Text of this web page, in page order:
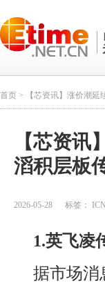
首页 > 【芯资讯】涨价潮延
【芯资
滔积层板
2026-05-28 标签：
1.英飞凌
据市场消